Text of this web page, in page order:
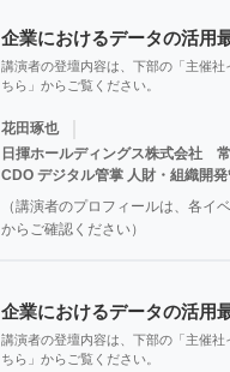
企業におけるデータの活用
講演者の登壇内容は、下部の「主催社
ちら」からご覧ください。
花田琢也
日揮ホールディングス株式会社
CDO デジタル管掌 人財・組織開
（講演者のプロフィールは、各イ
からご確認ください）
企業におけるデータの活用
講演者の登壇内容は、下部の「主催社
ちら」からご覧ください。